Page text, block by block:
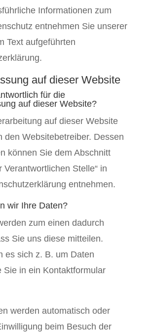
Informationen zum
entnehmen Sie unserer
Text aufgeführten
auf dieser Website
für die
auf dieser Website?
auf dieser Website
den Websitebetreiber. Dessen
können Sie dem Abschnitt
Verantwortlichen Stelle“ in
entnehmen.
wir Ihre Daten?
zum einen dadurch
Sie uns diese mitteilen.
es sich z. B. um Daten
Sie in ein Kontaktformular
werden automatisch oder
beim Besuch der